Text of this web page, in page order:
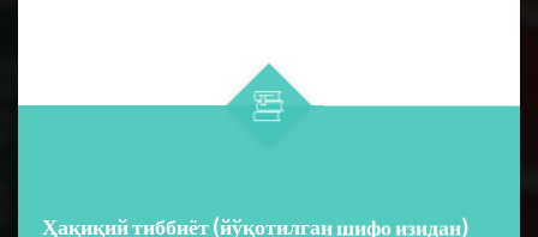
Ҳақиқий тиббиёт (йўқотилган шифо изидан)